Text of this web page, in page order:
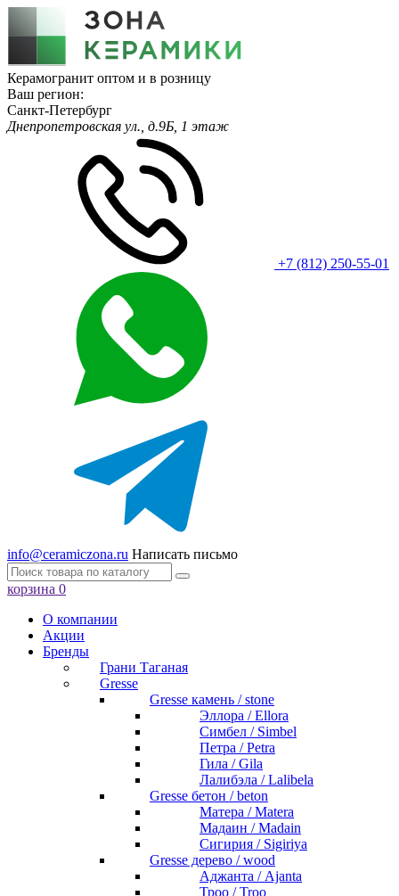
Керамогранит оптом и в розницу
Ваш регион:
Санкт-Петербург
Днепропетровская ул., д.9Б, 1 этаж
+7 (812) 250-55-01
info@ceramiczona.ru Написать письмо
корзина 0
О компании
Акции
Бренды
Грани Таганая
Gresse
Gresse камень / stone
Эллора / Ellora
Симбел / Simbel
Петра / Petra
Гила / Gila
Лалибэла / Lalibela
Gresse бетон / beton
Матера / Matera
Мадаин / Madain
Сигирия / Sigiriya
Gresse дерево / wood
Аджанта / Ajanta
Троо / Troo